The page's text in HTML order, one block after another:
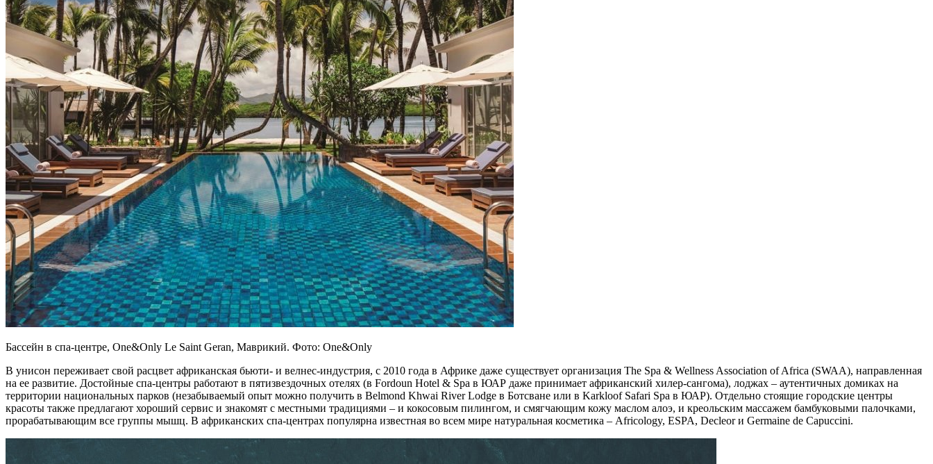
Бассейн в спа-центре, One&Only Le Saint Geran, Маврикий. Фото: One&Only
В унисон переживает свой расцвет африканская бьюти- и велнес-индустрия, с 2010 года в Африке даже существует организация The Spa & Wellness Association of Africa (SWAA), направленная
на ее развитие. Достойные спа-центры работают в пятизвездочных отелях (в Fordoun Hotel & Spa в ЮАР даже принимает африканский хилер-сангома), лоджах – аутентичных домиках на
территории национальных парков (незабываемый опыт можно получить в Belmond Khwai River Lodge в Ботсване или в Karkloof Safari Spa в ЮАР). Отдельно стоящие городские центры
красоты также предлагают хороший сервис и знакомят с местными традициями – и кокосовым пилингом, и смягчающим кожу маслом алоэ, и креольским массажем бамбуковыми палочками,
прорабатывающим все группы мышц. В африканских спа-центрах популярна известная во всем мире натуральная косметика – Africology, ESPA, Decleor и Germaine de Capuccini.